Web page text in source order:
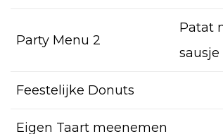
Party Menu 2
Patat
sausje
Feestelijke Donuts
Eigen Taart meenemen